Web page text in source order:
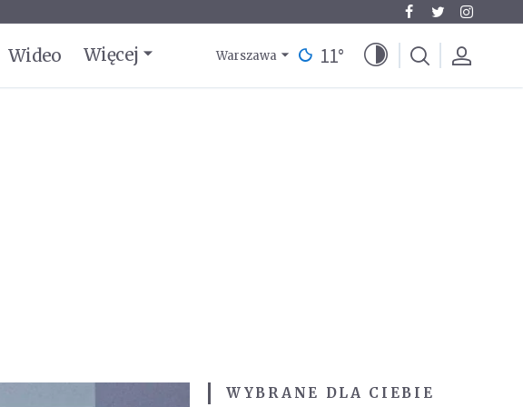
Wideo Więcej Warszawa 11°
WYBRANE DLA CIEBIE